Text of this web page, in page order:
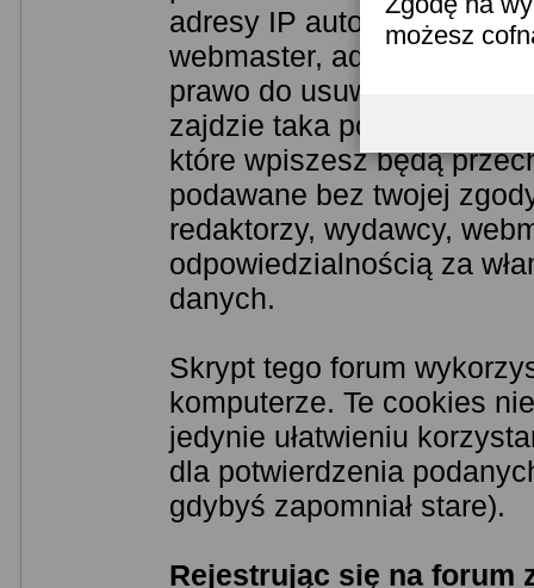
możesz
adresy IP autorów.
webmaster, administrator
prawo do usuwania,
zajdzie taka potrzeba.
które wpiszesz będą
podawane bez twojej
redaktorzy, wydawcy,
odpowiedzialnością za
danych.
Skrypt tego forum
komputerze. Te cookies
jedynie ułatwieniu
dla potwierdzenia
gdybyś zapomniał stare).
Rejestrując się na forum